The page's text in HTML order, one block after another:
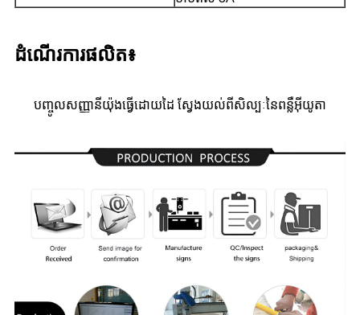
ដំណើរការផលិត៖
បញ្ចូល​សញ្ញា​នីយ៉ុង​ធ្វើ​ដោយដៃ ស្វែងយល់​ពី​សិល្បៈ​នៃ​ពន្លឺ​អ៊ីយូតា